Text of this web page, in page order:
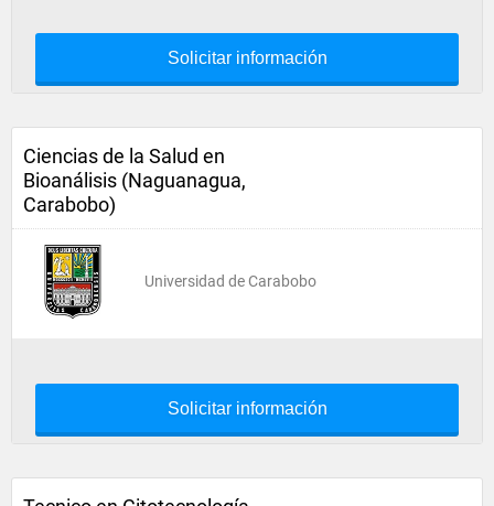
Solicitar información
Ciencias de la Salud en
Bioanálisis (Naguanagua,
Carabobo)
Universidad de Carabobo
Solicitar información